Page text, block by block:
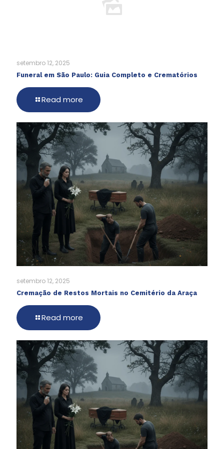
setembro 12, 2025
Funeral em São Paulo: Guia Completo e Crematórios
Read more
setembro 12, 2025
Cremação de Restos Mortais no Cemitério da Araça
Read more